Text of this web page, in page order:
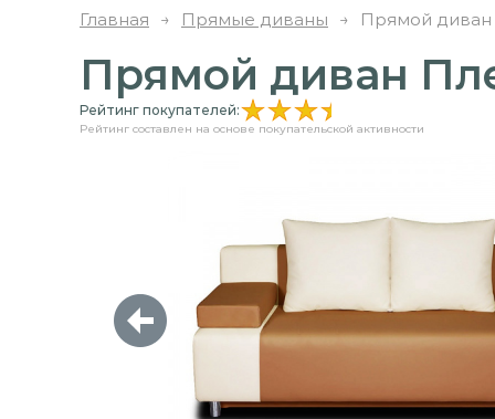
Главная → Прямые диваны → Прямой диван
Прямой диван
Рейтинг покупателей:
Рейтинг составлен на основе покупательской активности